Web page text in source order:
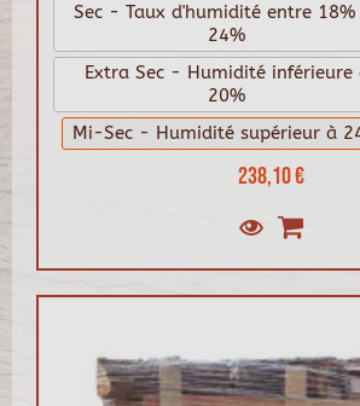
238,10 €
Sec - Taux d'humidité entre
24%
Extra Sec - Humidité inférieure
20%
Mi-Sec - Humidité supérieur à